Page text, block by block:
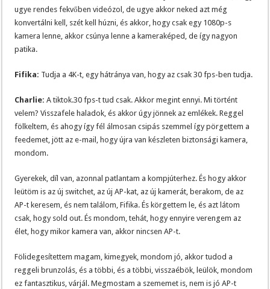
ugye rendes fekvőben videózol, de ugye akkor neked azt még
konvertálni kell, szét kell húzni, és akkor, hogy csak egy 1080p-s
kamera lenne, akkor csúnya lenne a kameraképed, de így nagyon
patika.
Fifika: Tudja a 4K-t, egy hátránya van, hogy az csak 30 fps-ben tudja.
Charlie: A tiktok.30 fps-t tud csak. Akkor megint ennyi. Mi történt
velem? Visszafele haladok, és akkor úgy jönnek az emlékek. Reggel
fölkeltem, és ahogy így fél álmosan csipás szemmel így pörgettem a
feedemet, jött az e-mail, hogy újra van készleten biztonsági kamera,
mondom.
Gyerekek, díl van, azonnal patlantam a kompjúterhez. És hogy akkor
leütöm is az új switchet, az új AP-kat, az új kamerát, berakom, de az
AP-t keresem, és nem találom, Fifika. És körgettem le, és azt látom
csak, hogy sold out. És mondom, tehát, hogy ennyire verengem az
élet, hogy mikor kamera van, akkor nincsen AP-t.
Fölidegesítettem magam, kimegyek, mondom jó, akkor tudod a
reggeli brunzolás, és a többi, és a többi, visszaébök, leülök, mondom
ez fantasztikus, várjál. Megmostam a szememet is, nem is jó AP-t